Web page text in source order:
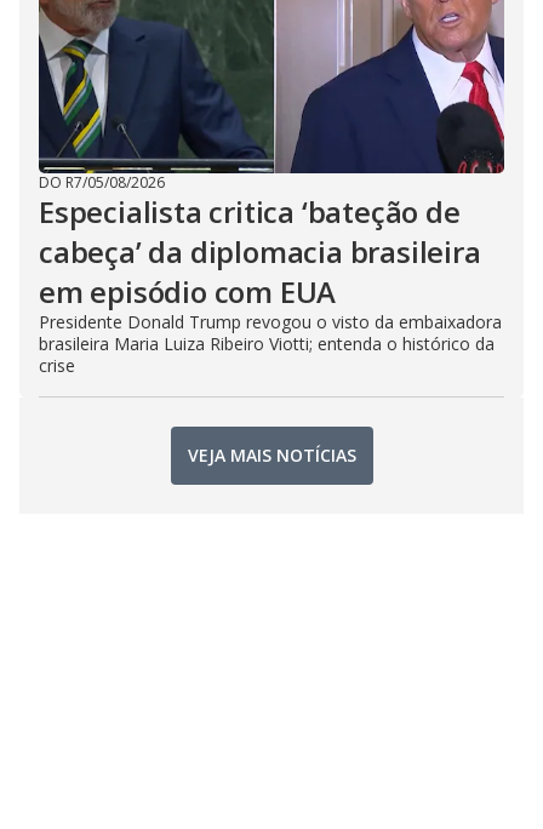
DO R7/05/08/2026
Especialista critica ‘bateção de
cabeça’ da diplomacia brasileira
em episódio com EUA
Presidente Donald Trump revogou o visto da embaixadora
brasileira Maria Luiza Ribeiro Viotti; entenda o histórico da
crise
VEJA MAIS NOTÍCIAS